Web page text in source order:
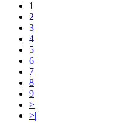
1
2
3
4
5
6
7
8
9
>
>|